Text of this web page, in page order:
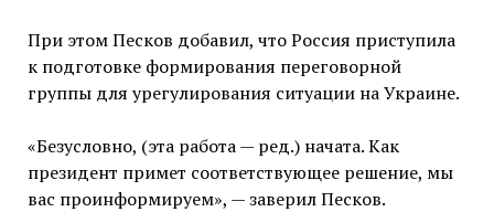
При этом Песков добавил, что Россия приступила
к подготовке формирования переговорной
группы для урегулирования ситуации на Украине.
«Безусловно, (эта работа — ред.) начата. Как
президент примет соответствующее решение, мы
вас проинформируем», — заверил Песков.